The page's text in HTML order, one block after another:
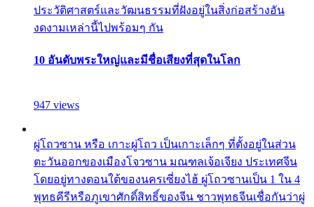
ประวัติศาสตร์และวัฒนธรรมที่ฝังอยู่ในสิ่งก่อสร้างอัน
งดงามเหล่านี้ไปพร้อมๆ กัน
10 อันดับพระใหญ่และมีชื่อเสียงที่สุดในโลก
947 views
ผู่โถวซาน หรือ เกาะผู่โถว เป็นเกาะเล็กๆ ที่ตั้งอยู่ในส่วน
ตะวันออกของเมืองโจวซาน มณฑลเจ้อเจียง ประเทศจีน
โดยอยู่ทางตอนใต้ของนครเซี่ยงไฮ้ ผู่โถวซานเป็น 1 ใน 4
พุทธคีรีหรือภูเขาศักดิ์สิทธิ์ของจีน ชาวพุทธจีนเชื่อกันว่าผู่